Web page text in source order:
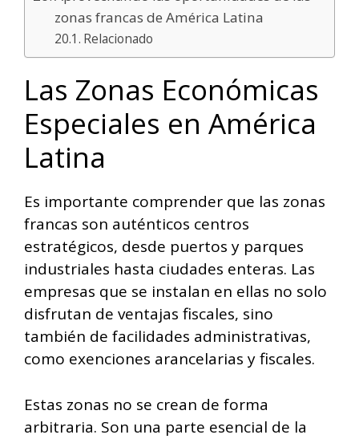
zonas francas de América Latina
Relacionado
Las Zonas Económicas
Especiales en América
Latina
Es importante comprender que las zonas
francas son auténticos centros
estratégicos, desde puertos y parques
industriales hasta ciudades enteras. Las
empresas que se instalan en ellas no solo
disfrutan de ventajas fiscales, sino
también de facilidades administrativas,
como exenciones arancelarias y fiscales.
Estas zonas no se crean de forma
arbitraria. Son una parte esencial de la